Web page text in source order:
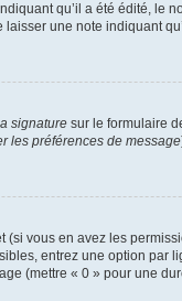
qu’il a été édité, le
une note indiquant
signature sur le formulaire
les préférences de message
(si vous en avez les
entrez une option
(mettre « 0 » pour une